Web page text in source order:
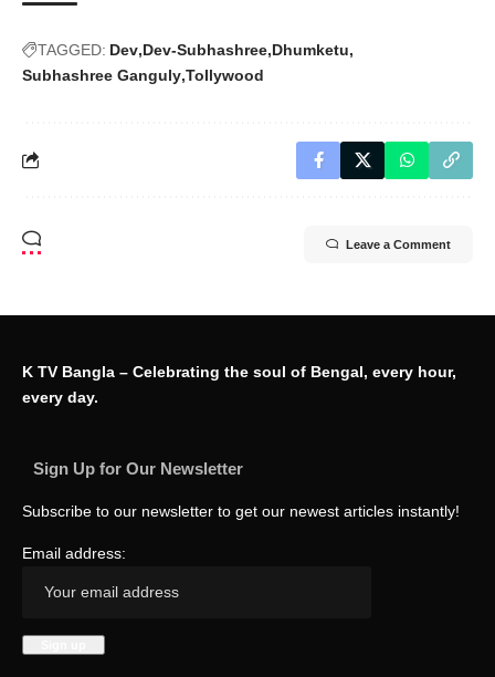
TAGGED: Dev Dev-Subhashree Dhumketu
Subhashree Ganguly Tollywood
Leave a Comment
K TV Bangla – Celebrating the soul of Bengal, every hour,
every day.
Sign Up for Our Newsletter
Subscribe to our newsletter to get our newest articles instantly!
Email address: